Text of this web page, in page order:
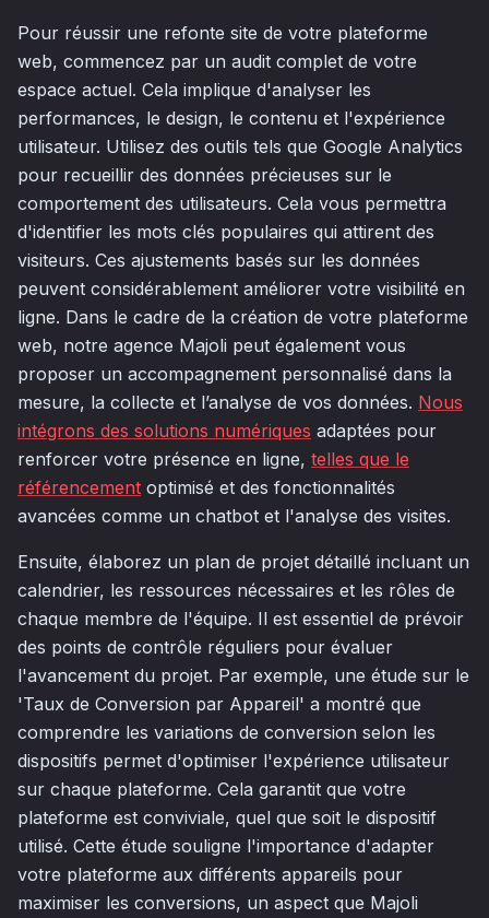
Pour réussir une refonte site de votre plateforme
web, commencez par un audit complet de votre
espace actuel. Cela implique d'analyser les
performances, le design, le contenu et l'expérience
utilisateur. Utilisez des outils tels que Google Analytics
pour recueillir des données précieuses sur le
comportement des utilisateurs. Cela vous permettra
d'identifier les mots clés populaires qui attirent des
visiteurs. Ces ajustements basés sur les données
peuvent considérablement améliorer votre visibilité en
ligne. Dans le cadre de la création de votre plateforme
web, notre agence Majoli peut également vous
proposer un accompagnement personnalisé dans la
mesure, la collecte et l’analyse de vos données. Nous
intégrons des solutions numériques adaptées pour
renforcer votre présence en ligne, telles que le
référencement optimisé et des fonctionnalités
avancées comme un chatbot et l'analyse des visites.
Ensuite, élaborez un plan de projet détaillé incluant un
calendrier, les ressources nécessaires et les rôles de
chaque membre de l'équipe. Il est essentiel de prévoir
des points de contrôle réguliers pour évaluer
l'avancement du projet. Par exemple, une étude sur le
'Taux de Conversion par Appareil' a montré que
comprendre les variations de conversion selon les
dispositifs permet d'optimiser l'expérience utilisateur
sur chaque plateforme. Cela garantit que votre
plateforme est conviviale, quel que soit le dispositif
utilisé. Cette étude souligne l'importance d'adapter
votre plateforme aux différents appareils pour
maximiser les conversions, un aspect que Majoli